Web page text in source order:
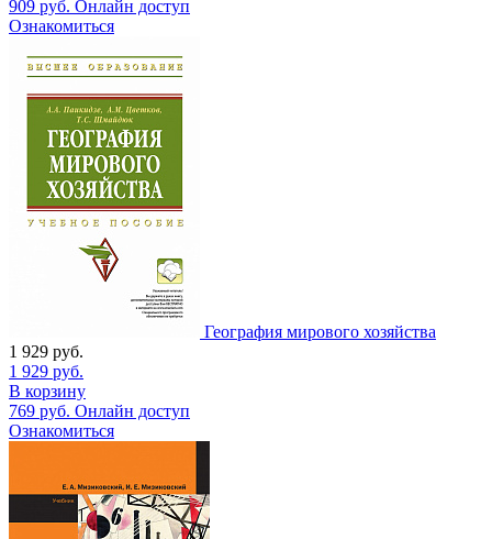
909 руб. Онлайн доступ
Ознакомиться
География мирового хозяйства
1 929 руб.
1 929 руб.
В корзину
769 руб. Онлайн доступ
Ознакомиться